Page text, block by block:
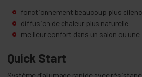
fonctionnement beaucoup plus
diffusion de chaleur plus naturelle
meilleur confort dans un salon ou
Quick Start
Système d’allumage rapide avec